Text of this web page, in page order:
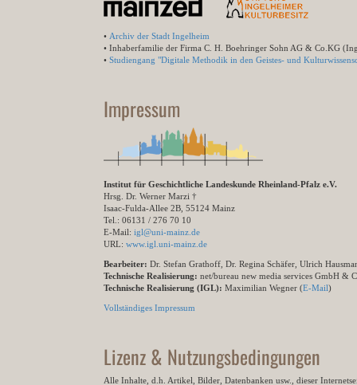
• Archiv der Stadt Ingelheim
• Inhaberfamilie der Firma C. H. Boehringer Sohn AG & Co.KG
• Studiengang "Digitale Methodik in den Geistes- und
Impressum
Institut für Geschichtliche Landeskunde Rheinland-Pfalz e.V.
Hrsg. Dr. Werner Marzi †
Isaac-Fulda-Allee 2B, 55124 Mainz
Tel.: 06131 / 276 70 10
E-Mail: igl@uni-mainz.de
URL: www.igl.uni-mainz.de
Bearbeiter: Dr. Stefan Grathoff, Dr. Regina Schäfer, Ulrich
Technische Realisierung: net/bureau new media services GmbH &
Technische Realisierung (IGL): Maximilian Wegner (E-Mail)
Vollständiges Impressum
Lizenz & Nutzungsbedingungen
Alle Inhalte, d.h. Artikel, Bilder, Datenbanken usw., dieser